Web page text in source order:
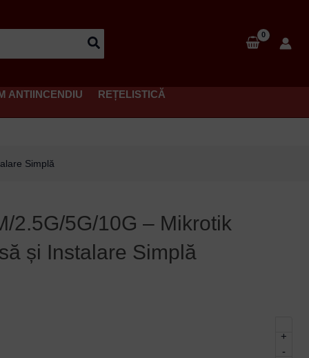
ANTIINCENDIU REȚELISTICĂ
Simplă
2.5G/5G/10G – Mikrotik
și Instalare Simplă
-
+